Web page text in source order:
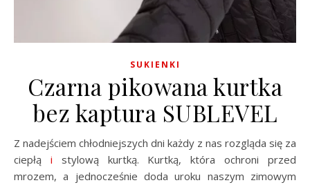
SUKIENKI
Czarna pikowana kurtka
bez kaptura SUBLEVEL
Z nadejściem chłodniejszych dni każdy z nas rozgląda się za
ciepłą i stylową kurtką. Kurtką, która ochroni przed
mrozem, a jednocześnie doda uroku naszym zimowym